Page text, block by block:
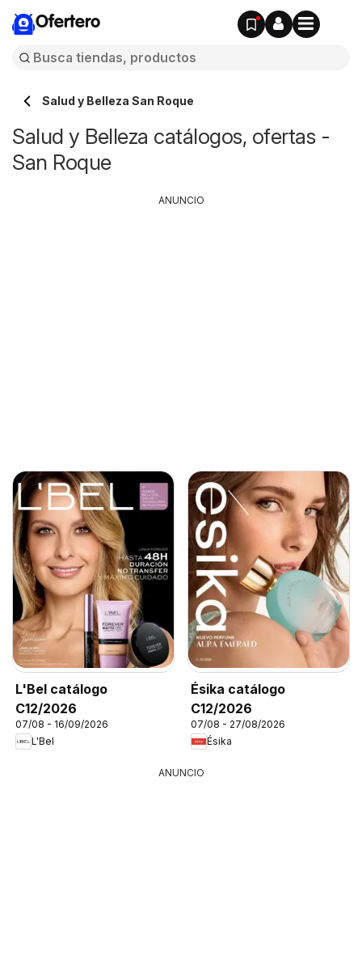
Ofertero
Salud y Belleza San Roque
Salud y Belleza catálogos, ofertas -
San Roque
L'Bel catálogo
C12/2026
07/08 - 16/09/2026
L'Bel
Ésika catálogo
C12/2026
07/08 - 27/08/2026
Ésika
ANUNCIO
ANUNCIO